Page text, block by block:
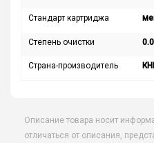
Стандарт картриджа
Степень очистки
Страна-производитель
Описание товара носит
отличаться от описания,